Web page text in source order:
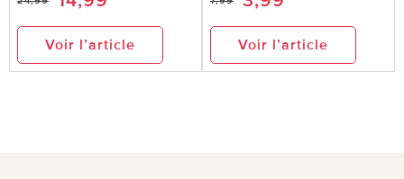
Voir l’article Voir l’article